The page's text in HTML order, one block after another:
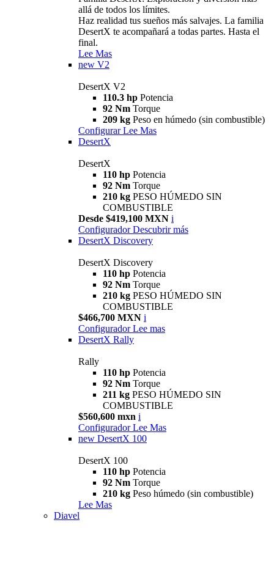
allá de todos los límites.
Haz realidad tus sueños más salvajes. La familia
DesertX te acompañará a todas partes. Hasta el
final.
Lee Mas
new V2
DesertX V2
110.3 hp Potencia
92 Nm Torque
209 kg Peso en húmedo (sin combustible)
Configurar Lee Mas
DesertX
DesertX
110 hp Potencia
92 Nm Torque
210 kg PESO HÚMEDO SIN
COMBUSTIBLE
Desde $419,100 MXN i
Configurador Descubrir más
DesertX Discovery
DesertX Discovery
110 hp Potencia
92 Nm Torque
210 kg PESO HÚMEDO SIN
COMBUSTIBLE
$466,700 MXN i
Configurador Lee mas
DesertX Rally
Rally
110 hp Potencia
92 Nm Torque
211 kg PESO HÚMEDO SIN
COMBUSTIBLE
$560,600 mxn i
Configurador Lee Mas
new DesertX 100
DesertX 100
110 hp Potencia
92 Nm Torque
210 kg Peso húmedo (sin combustible)
Lee Mas
Diavel